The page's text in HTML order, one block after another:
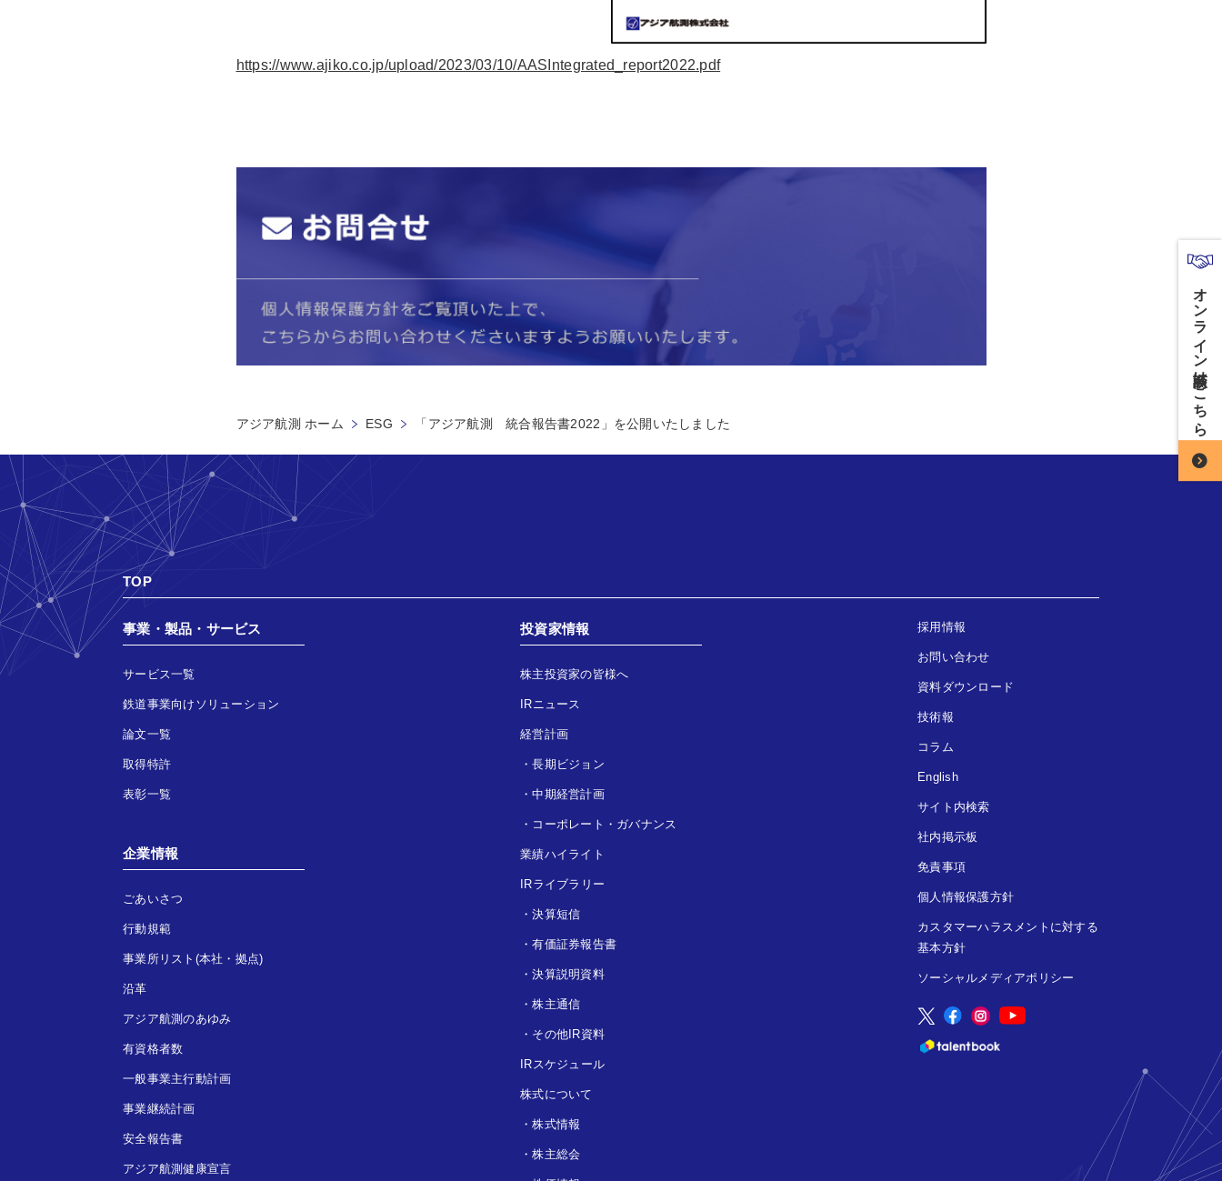
https://www.ajiko.co.jp/upload/2023/03/10/AASIntegrated_report2022.pdf
アジア航測 ホーム ESG 「アジア航測 統合報告書2022」を公開いたしました
TOP
事業・製品・サービス
サービス一覧
鉄道事業向けソリューション
論文一覧
取得特許
表彰一覧
企業情報
ごあいさつ
行動規範
事業所リスト(本社・拠点)
沿革
アジア航測のあゆみ
有資格者数
一般事業主行動計画
事業継続計画
安全報告書
アジア航測健康宣言
投資家情報
株主投資家の皆様へ
IRニュース
経営計画
・長期ビジョン
・中期経営計画
・ コーポレート・ガバナンス
業績ハイライト
IRライブラリー
・決算短信
・有価証券報告書
・決算説明資料
・株主通信
・ その他IR資料
IRスケジュール
株式について
・株式情報
・株主総会
採用情報
お問い合わせ
資料ダウンロード
技術報
コラム
English
サイト内検索
社内掲示板
免責事項
個人情報保護方針
カスタマーハラスメントに対する
基本方針
ソーシャルメディアポリシー
オンライン商談はこちら